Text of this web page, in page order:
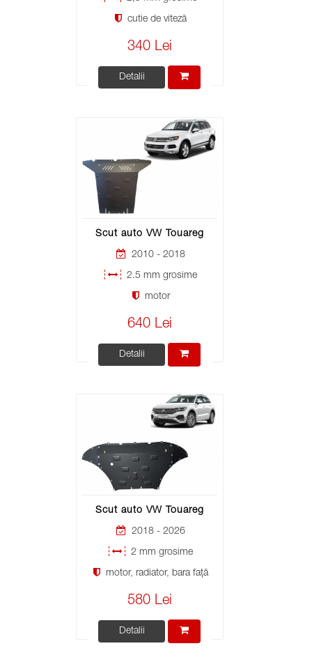
cutie de viteză
340 Lei
Detalii
Scut auto VW Touareg
2010 - 2018
2.5 mm grosime
motor
640 Lei
Detalii
Scut auto VW Touareg
2018 - 2026
2 mm grosime
motor, radiator, bara față
580 Lei
Detalii